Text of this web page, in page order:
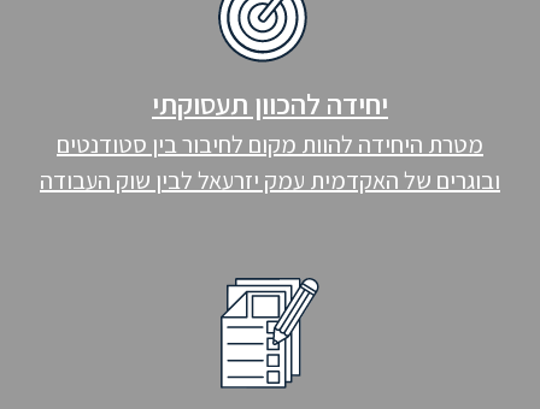
יחידה להכוון תעסוקתי
מטרת היחידה להוות מקום לחיבור בין סטודנטים
ובוגרים של האקדמית עמק יזרעאל לבין שוק העבודה